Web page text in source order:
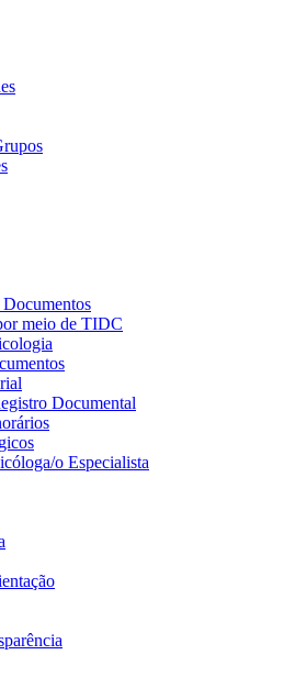
meio de TIDC
Documental
o Especialista